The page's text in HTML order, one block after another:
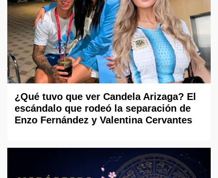
¿Qué tuvo que ver Candela Arizaga? El
escándalo que rodeó la separación de
Enzo Fernández y Valentina Cervantes